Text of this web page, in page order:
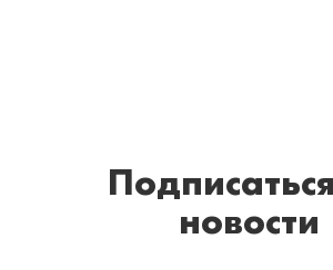
Подписаться
новости